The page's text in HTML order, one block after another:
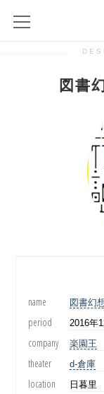
図書
name 図書幻
period 2016年
company 楽園王
theater d-倉庫
location 日暮里